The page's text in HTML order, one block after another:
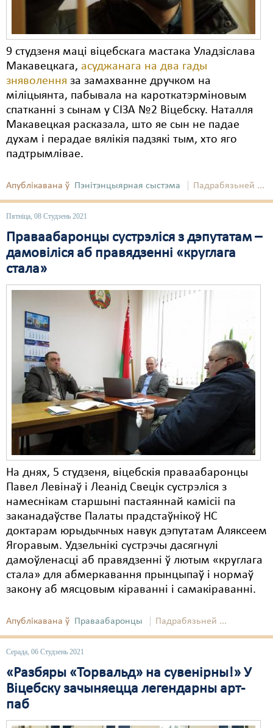
9 студзеня маці віцебскага мастака Уладзіслава
Макавецкага, асуджанага на два гады
зняволення за замахванне дручком на
міліцыянта, пабывала на кароткатэрміновым
спатканні з сынам у СІЗА №2 Віцебску. Наталля
Макавецкая расказала, што яе сын не падае
духам і перадае вялікія падзякі тым, хто яго
падтрымлівае.
Апублікавана ў Пэнітэнцыярная сыстэма Падрабязьней ...
Пятніца, 08 Студзень 2021
Праваабаронцы сустрэліся з дэпутатам –
дамовіліся аб правядзенні «круглага
стала»
На днях, 5 студзеня, віцебскія праваабаронцы
Павел Левінаў і Леанід Свецік сустрэліся з
намеснікам старшыні пастаяннай камісіі па
заканадаўстве Палаты прадстаўнікоў НС
доктарам юрыдычных навук дэпутатам Аляксеем
Ягоравым. Удзельнікі сустрэчы дасягнулі
дамоўленасці аб правядзенні ў лютым «круглага
стала» для абмеркавання прынцыпаў і нормаў
закону аб мясцовым кіраванні і самакіраванні.
Апублікавана ў Праваабаронцы Падрабязьней ...
Серада, 06 Студзень 2021
«Разбяры «Торвальд» на сувенірны!» У
Віцебску зачыняецца легендарны арт-
паб